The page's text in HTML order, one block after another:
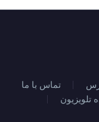
تماس با ما
تلویزیون